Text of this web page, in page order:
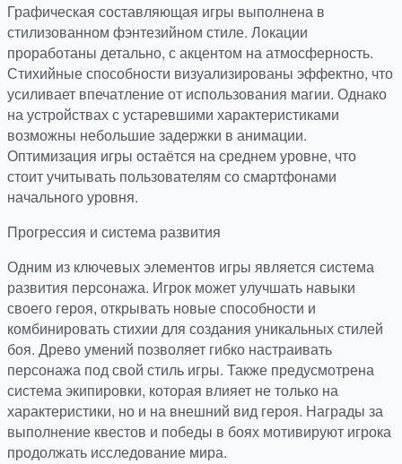
Графическая составляющая игры выполнена в
стилизованном фэнтезийном стиле. Локации
проработаны детально, с акцентом на атмосферность.
Стихийные способности визуализированы эффектно, что
усиливает впечатление от использования магии. Однако
на устройствах с устаревшими характеристиками
возможны небольшие задержки в анимации.
Оптимизация игры остаётся на среднем уровне, что
стоит учитывать пользователям со смартфонами
начального уровня.
Прогрессия и система развития
Одним из ключевых элементов игры является система
развития персонажа. Игрок может улучшать навыки
своего героя, открывать новые способности и
комбинировать стихии для создания уникальных стилей
боя. Древо умений позволяет гибко настраивать
персонажа под свой стиль игры. Также предусмотрена
система экипировки, которая влияет не только на
характеристики, но и на внешний вид героя. Награды за
выполнение квестов и победы в боях мотивируют игрока
продолжать исследование мира.